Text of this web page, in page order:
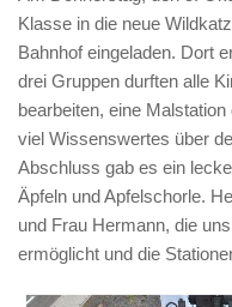
Klasse in die neue
Bahnhof eingeladen. Dort
drei Gruppen durften alle
bearbeiten, eine
viel Wissenswertes über
Abschluss gab es ein
Äpfeln und Apfelschorle.
und Frau Hermann, die
ermöglicht und die